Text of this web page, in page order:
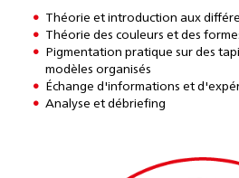
Théorie et introduction aux
Théorie des couleurs et des
Pigmentation pratique sur des
modèles organisés
Échange d'informations et
Analyse et débriefing